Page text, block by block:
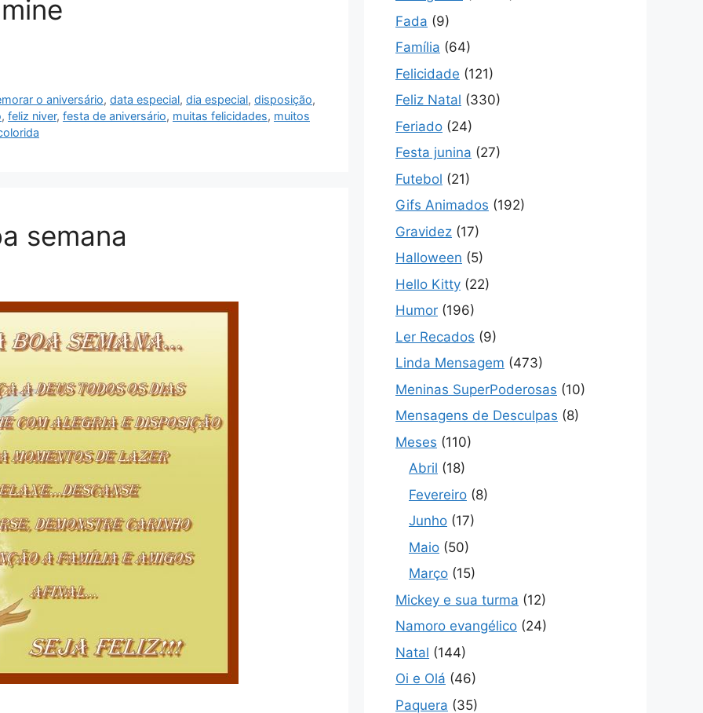
o aniversário,data especial,dia especial,disposição,
, feliz niver, festa de aniversário, muitas felicidades, muitos
semana
Fada (9)
Família (64)
Felicidade (121)
Feliz Natal (330)
Feriado (24)
Festa junina (27)
Futebol (21)
Gifs Animados (192)
Gravidez (17)
Halloween (5)
Hello Kitty (22)
Humor (196)
Ler Recados (9)
Linda Mensagem (473)
Meninas SuperPoderosas (10)
Mensagens de Desculpas (8)
Meses (110)
Abril (18)
Fevereiro (8)
Junho (17)
Maio (50)
Março (15)
Mickey e sua turma (12)
Namoro evangélico (24)
Natal (144)
Oi e Olá (46)
Paquera (35)